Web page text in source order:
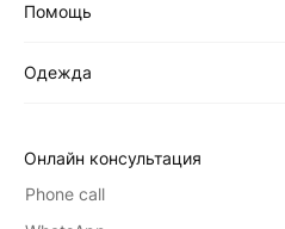
Помощь
Одежда
Онлайн консультация
Phone call